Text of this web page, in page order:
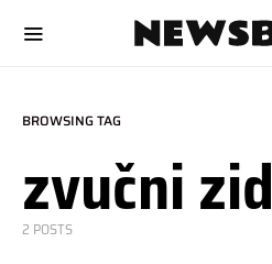
BROWSING TAG
zvučni zid
2 POSTS